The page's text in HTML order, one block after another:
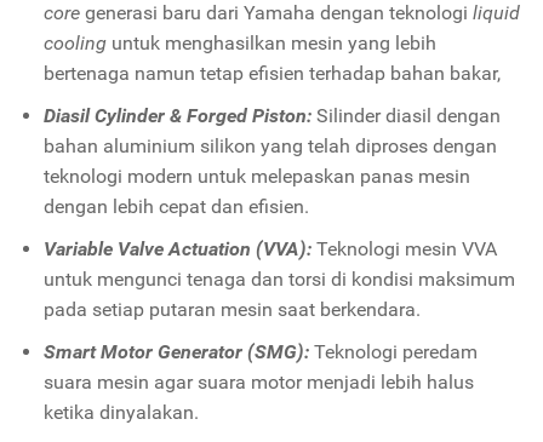
coregenerasi baru dari Yamaha dengan teknologi liquid
cooling untuk menghasilkan mesin yang lebih
bertenaga namun tetap efisien terhadap bahan bakar,
Diasil Cylinder & Forged Piston: Silinder diasil dengan
bahan aluminium silikon yang telah diproses dengan
teknologi modern untuk melepaskan panas mesin
dengan lebih cepat dan efisien.
Variable Valve Actuation (VVA): Teknologi mesin VVA
untuk mengunci tenaga dan torsi di kondisi maksimum
pada setiap putaran mesin saat berkendara.
Smart Motor Generator (SMG): Teknologi peredam
suara mesin agar suara motor menjadi lebih halus
ketika dinyalakan.